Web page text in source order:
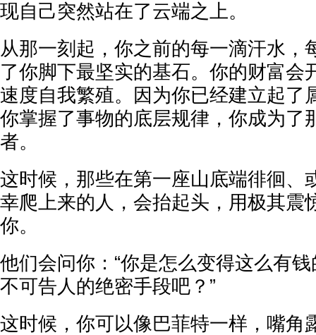
现自己突然站在了云端之上。
从那一刻起，你之前的每一滴汗水，
了你脚下最坚实的基石。你的财富会
速度自我繁殖。因为你已经建立起了
你掌握了事物的底层规律，你成为了
者。
这时候，那些在第一座山底端徘徊、
幸爬上来的人，会抬起头，用极其震
你。
他们会问你：“你是怎么变得这么有
不可告人的绝密手段吧？”
这时候，你可以像巴菲特一样，嘴角